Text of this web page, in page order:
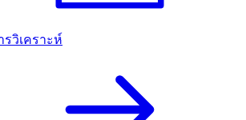
รวิเคราะห์